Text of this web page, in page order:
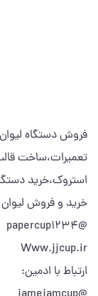
فروش دستگاه
تعمیرات،ساخت
استروک،خرید
خرید و فروش
@papercup1234
Www.jjcup.ir
ارتباط با ادمین: